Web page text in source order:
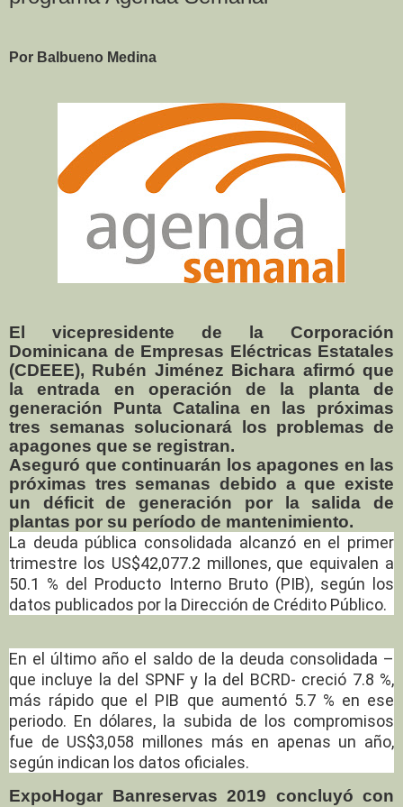
Por Balbueno Medina
El vicepresidente de la Corporación
Dominicana de Empresas Eléctricas Estatales
(CDEEE), Rubén Jiménez Bichara afirmó que
la entrada en operación de la planta de
generación Punta Catalina en las próximas
tres semanas solucionará los problemas de
apagones que se registran.
Aseguró que continuarán los apagones en las
próximas tres semanas debido a que existe
un déficit de generación por la salida de
plantas por su período de mantenimiento.
La deuda pública consolidada alcanzó en el primer
trimestre los US$42,077.2 millones, que equivalen a
50.1 % del Producto Interno Bruto (PIB), según los
datos publicados por la Dirección de Crédito Público.
En el último año el saldo de la deuda consolidada –
que incluye la del SPNF y la del BCRD- creció 7.8 %,
más rápido que el PIB que aumentó 5.7 % en ese
periodo. En dólares, la subida de los compromisos
fue de US$3,058 millones más en apenas un año,
según indican los datos oficiales.
ExpoHogar Banreservas 2019 concluyó con